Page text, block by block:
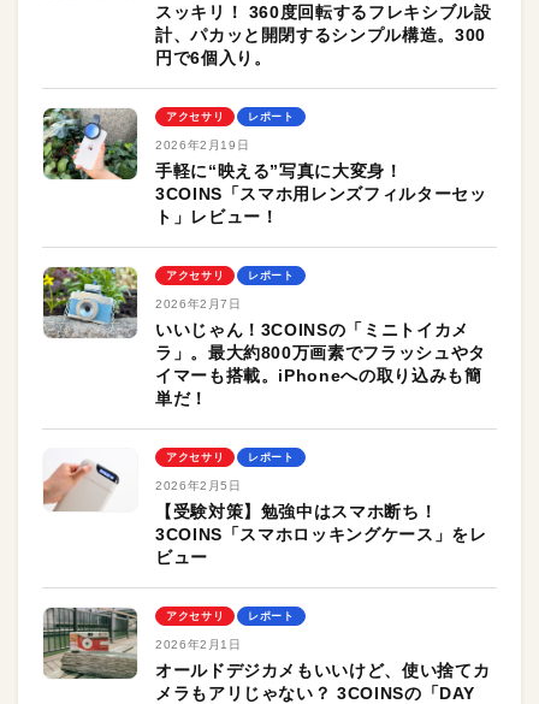
スッキリ！ 360度回転するフレキシブル設
計、パカッと開閉するシンプル構造。300
円で6個入り。
アクセサリ レポート
2026年2月19日
手軽に“映える”写真に大変身！
3COINS「スマホ用レンズフィルターセッ
ト」レビュー！
アクセサリ レポート
2026年2月7日
いいじゃん！3COINSの「ミニトイカメ
ラ」。最大約800万画素でフラッシュやタ
イマーも搭載。iPhoneへの取り込みも簡
単だ！
アクセサリ レポート
2026年2月5日
【受験対策】勉強中はスマホ断ち！
3COINS「スマホロッキングケース」をレ
ビュー
アクセサリ レポート
2026年2月1日
オールドデジカメもいいけど、使い捨てカ
メラもアリじゃない？ 3COINSの「DAY